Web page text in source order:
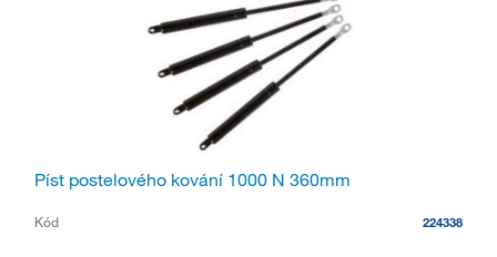
Píst postelového kování 1000 N 360mm
Kód 224338